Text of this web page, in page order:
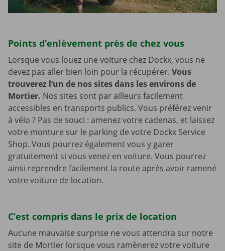
Points d’enlèvement près de chez vous
Lorsque vous louez une voiture chez Dockx, vous ne
devez pas aller bien loin pour la récupérer. Vous
trouverez l’un de nos sites dans les environs de
Mortier. Nos sites sont par ailleurs facilement
accessibles en transports publics. Vous préférez venir
à vélo ? Pas de souci : amenez votre cadenas, et laissez
votre monture sur le parking de votre Dockx Service
Shop. Vous pourrez également vous y garer
gratuitement si vous venez en voiture. Vous pourrez
ainsi reprendre facilement la route après avoir ramené
votre voiture de location.
C’est compris dans le prix de location
Aucune mauvaise surprise ne vous attendra sur notre
site de Mortier lorsque vous ramènerez votre voiture